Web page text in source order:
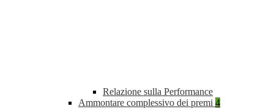
Relazione sulla Performance
Ammontare complessivo dei premi 4